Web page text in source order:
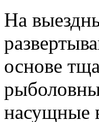
На
основе
насущные